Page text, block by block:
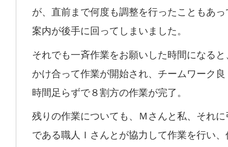
が、直前まで何度も調整を行ったこともあ
案内が後手に回ってしまいました。
それでも一斉作業をお願いした時間になる
かけ合って作業が開始され、チームワーク
時間足らずで８割方の作業が完了。
残りの作業についても、Ｍさんと私、それ
である職人Ｉさんとが協力して作業を行い